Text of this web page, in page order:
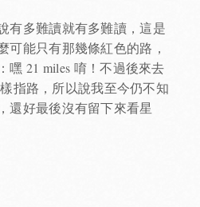
有多難讀就有多難讀，這是
可能只有那幾條紅色的路，
嘿 21 miles 唷！不過後來去
指路，所以說我至今仍不知
還好最後沒有留下來看星